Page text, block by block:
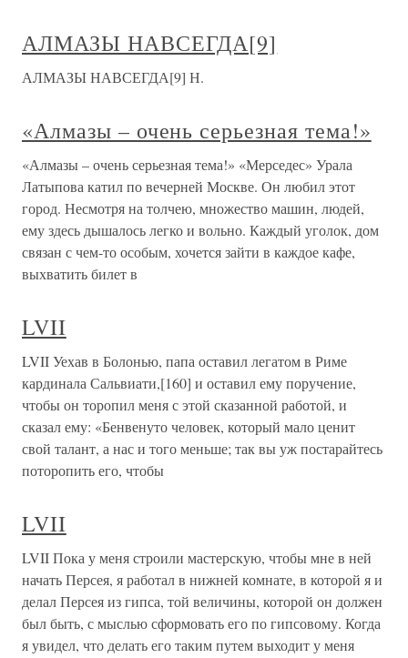
АЛМАЗЫ НАВСЕГДА[9]
АЛМАЗЫ НАВСЕГДА[9] Н.
«Алмазы – очень серьезная тема!»
«Алмазы – очень серьезная тема!» «Мерседес» Урала
Латыпова катил по вечерней Москве. Он любил этот
город. Несмотря на толчею, множество машин, людей,
ему здесь дышалось легко и вольно. Каждый уголок, дом
связан с чем-то особым, хочется зайти в каждое кафе,
выхватить билет в
LVII
LVII Уехав в Болонью, папа оставил легатом в Риме
кардинала Сальвиати,[160] и оставил ему поручение,
чтобы он торопил меня с этой сказанной работой, и
сказал ему: «Бенвенуто человек, который мало ценит
свой талант, а нас и того меньше; так вы уж постарайтесь
поторопить его, чтобы
LVII
LVII Пока у меня строили мастерскую, чтобы мне в ней
начать Персея, я работал в нижней комнате, в которой я и
делал Персея из гипса, той величины, которой он должен
был быть, с мыслью сформовать его по гипсовому. Когда
я увидел, что делать его таким путем выходит у меня